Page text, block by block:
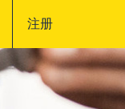
注册